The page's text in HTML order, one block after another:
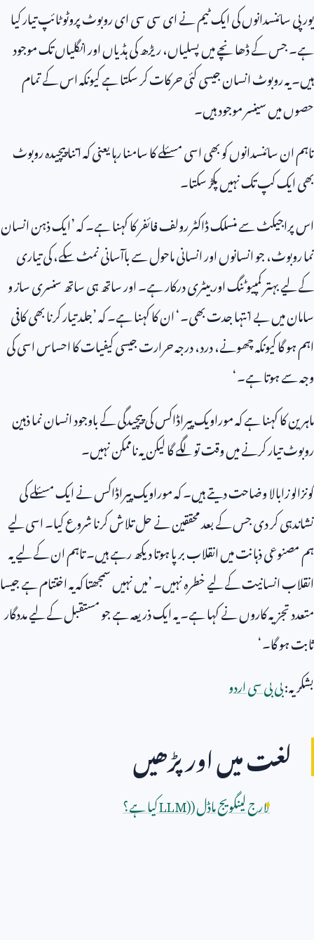
یورپی سائنسدانوں کی ایک ٹیم نے ای سی سی ای روبوٹ پروٹو ٹائپ تیار کیا
ہے۔ جس کے ڈھانچے میں پسلیاں، ریڑھ کی ہڈیاں اور انگلیاں تک موجود
ہیں۔ یہ روبوٹ انسان جیسی کئی حرکات کر سکتا ہے کیونکہ اس کے تمام
حصوں میں سینسر موجود ہیں۔
تاہم ان سائنسدانوں کو بھی اسی مسئلے کا سامنا رہا یعنی کہ اتنا پیچیدہ روبوٹ
بھی ایک کپ تک نہیں پکڑ سکتا۔
اس پراجیکٹ سے منسلک ڈاکٹر رولف فائفر کا کہنا ہے۔ کہ ’ایک ذہن انسان
نما روبوٹ، جو انسانوں اور انسانی ماحول سے باآسانی نمٹ سکے، کی تیاری
کے لیے بہتر کمپیوٹنگ اور بیٹری درکار ہے۔ اور ساتھ ہی ساتھ سنسری ساز و
سامان میں بے انتہا جدت بھی۔‘ ان کا کہنا ہے۔ کہ ’جلد تیار کرنا بھی کافی
اہم ہو گا کیونکہ چھونے، درد، درجہ حرارت جیسی کیفیات کا احساس اسی کی
وجہ سے ہوتا ہے۔‘
ماہرین کا کہنا ہے کہ موراویک پیراڈاکس کی پیچیدگی کے باوجود انسان نما ذہین
روبوٹ تیار کرنے میں وقت تو لگے گا لیکن یہ ناممکن نہیں۔
گونزالو زابالا وضاحت دیتے ہیں۔ کہ موراویک پیراڈاکس نے ایک مسئلے کی
نشاندہی کر دی جس کے بعد محققین نے حل تلاش کرنا شروع کیا۔ اسی لیے
ہم مصنوعی ذہانت میں انقلاب برپا ہوتا دیکھ رہے ہیں۔ تاہم ان کے لیے یہ
انقلاب انسانیت کے لیے خطرہ نہیں۔ ’میں نہیں سمجھتا کہ یہ اختتام ہے جیسا
متعدد تجزیہ کاروں نے کہا ہے۔ یہ ایک ذریعہ ہے جو مستقبل کے لیے مددگار
ثابت ہو گا۔‘
بشکریہ:بی بی سی اردو
لغت میں اور پڑھیں
لارج لینگویج ماڈل (LLM)کیا ہے؟